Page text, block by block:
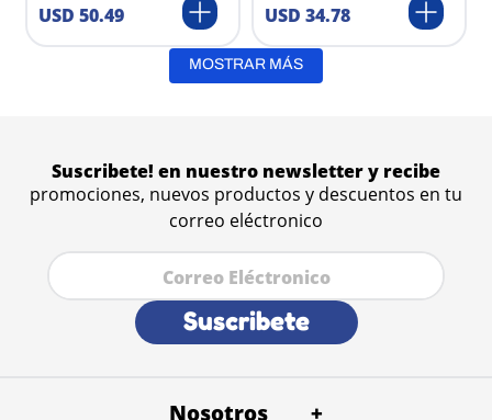
Konig
Kiron
Eukanuba
Enzy-biotic
Doxifig
Deopet
Catalysis
USD 50.49 USD 34.78
MOSTRAR MÁS
Suscribete! en nuestro newsletter y recibe
promociones, nuevos productos y descuentos en tu
correo eléctronico
Suscribete
Nosotros
+